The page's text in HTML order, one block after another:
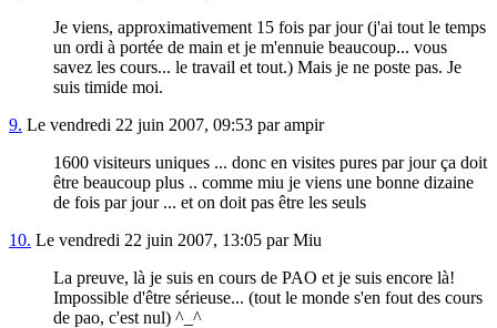
Je viens, approximativement 15 fois par jour (j'ai tout le temps
un ordi à portée de main et je m'ennuie beaucoup... vous
savez les cours... le travail et tout.) Mais je ne poste pas. Je
suis timide moi.
9. Le vendredi 22 juin 2007, 09:53 par ampir
1600 visiteurs uniques ... donc en visites pures par jour ça doit
être beaucoup plus .. comme miu je viens une bonne dizaine
de fois par jour ... et on doit pas être les seuls
10. Le vendredi 22 juin 2007, 13:05 par Miu
La preuve, là je suis en cours de PAO et je suis encore là!
Impossible d'être sérieuse... (tout le monde s'en fout des cours
de pao, c'est nul) ^_^